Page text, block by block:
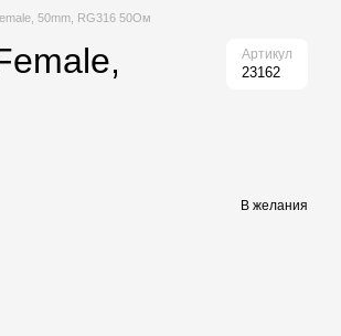
50mm, RG316 50Ом
Артикул
23162
В желания